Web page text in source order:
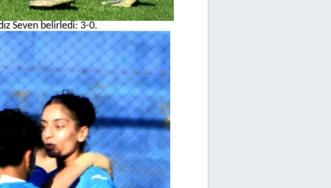
Seven belirledi: 3-0.